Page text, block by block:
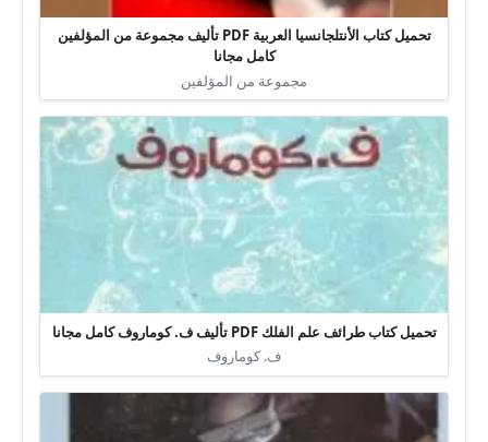
تحميل كتاب الأنتلجانسيا العربية PDF تأليف مجموعة من المؤلفين
كامل مجانا
مجموعة من المؤلفين
تحميل كتاب طرائف علم الفلك PDF تأليف ف. كوماروف كامل مجانا
ف. كوماروف